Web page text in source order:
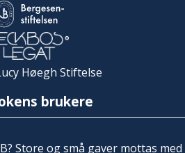
Høegh Stiftelse
brukere
Store og små gaver mottas med